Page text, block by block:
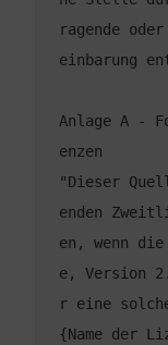
ragende
Anlage A -
"Dieser
enden
en, wenn
e, Version
r eine
{Name der